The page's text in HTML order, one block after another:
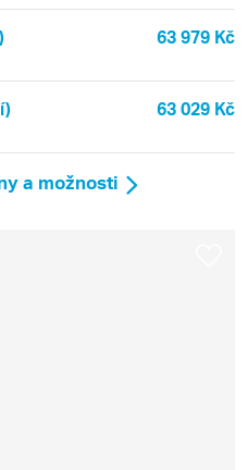
63 979 Kč
63 029 Kč
a možnosti